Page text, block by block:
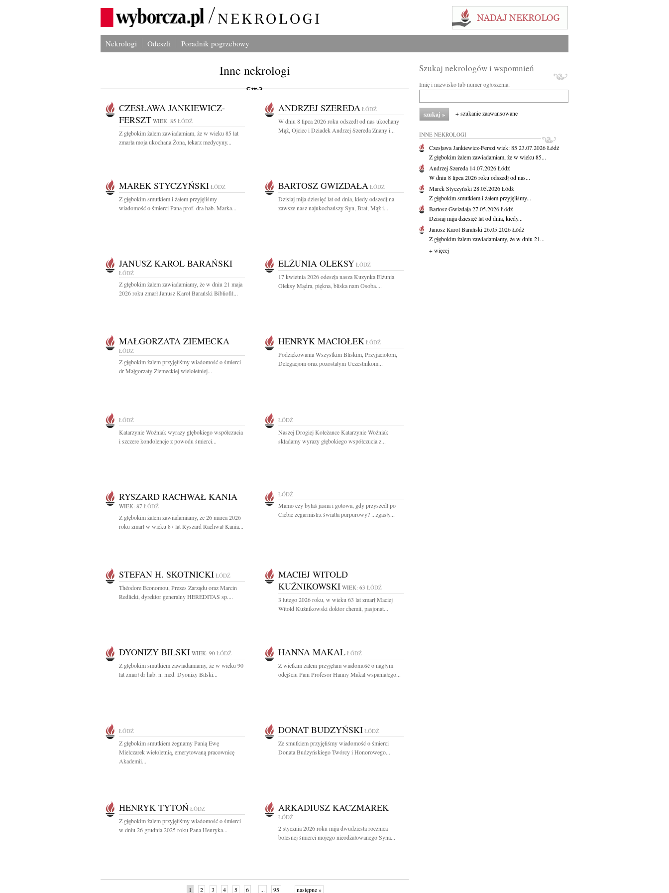
Nekrologi Odeszli Poradnik pogrzebowy
Inne nekrologi
CZESŁAWA JANKIEWICZ-
FERSZT WIEK: 85 ŁÓDŹ
Z głębokim żalem zawiadamiam, że w wieku 85 lat
zmarła moja ukochana Żona, lekarz medycyny...
ANDRZEJ SZEREDA ŁÓDŹ
W dniu 8 lipca 2026 roku odszedł od nas ukochany
Mąż, Ojciec i Dziadek Andrzej Szereda Znany i...
MAREK STYCZYŃSKI ŁÓDŹ
Z głębokim smutkiem i żalem przyjęliśmy
wiadomość o śmierci Pana prof. dra hab. Marka...
BARTOSZ GWIZDAŁA ŁÓDŹ
Dzisiaj mija dziesięć lat od dnia, kiedy odszedł na
zawsze nasz najukochańszy Syn, Brat, Mąż i...
JANUSZ KAROL BARAŃSKI
ŁÓDŹ
Z głębokim żalem zawiadamiamy, że w dniu 21 maja
2026 roku zmarł Janusz Karol Barański Bibliofil...
ELŻUNIA OLEKSY ŁÓDŹ
17 kwietnia 2026 odeszła nasza Kuzynka Elżunia
Oleksy Mądra, piękna, bliska nam Osoba....
MAŁGORZATA ZIEMECKA
ŁÓDŹ
Z głębokim żalem przyjęliśmy wiadomość o śmierci
dr Małgorzaty Ziemeckiej wieloletniej...
HENRYK MACIOŁEK ŁÓDŹ
Podziękowania Wszystkim Bliskim, Przyjaciołom,
Delegacjom oraz pozostałym Uczestnikom...
ŁÓDŹ
Katarzynie Woźniak wyrazy głębokiego współczucia
i szczere kondolencje z powodu śmierci...
ŁÓDŹ
Naszej Drogiej Koleżance Katarzynie Woźniak
składamy wyrazy głębokiego współczucia z...
RYSZARD RACHWAŁ KANIA
WIEK: 87 ŁÓDŹ
Z głębokim żalem zawiadamiamy, że 26 marca 2026
roku zmarł w wieku 87 lat Ryszard Rachwał Kania...
ŁÓDŹ
Mamo czy byłaś jasna i gotowa, gdy przyszedł po
Ciebie zegarmistrz światła purpurowy? ...zgasły...
STEFAN H. SKOTNICKI ŁÓDŹ
Théodore Economou, Prezes Zarządu oraz Marcin
Redlicki, dyrektor generalny HEREDITAS sp....
MACIEJ WITOLD
KUŹNIKOWSKI WIEK: 63 ŁÓDŹ
3 lutego 2026 roku, w wieku 63 lat zmarł Maciej
Witold Kuźnikowski doktor chemii, pasjonat...
DYONIZY BILSKI WIEK: 90 ŁÓDŹ
Z głębokim smutkiem zawiadamiamy, że w wieku 90
lat zmarł dr hab. n. med. Dyonizy Bilski...
HANNA MAKAL ŁÓDŹ
Z wielkim żalem przyjęłam wiadomość o nagłym
odejściu Pani Profesor Hanny Makal wspaniałego...
ŁÓDŹ
Z głębokim smutkiem żegnamy Panią Ewę
Mielczarek wieloletnią, emerytowaną pracownicę
Akademii...
DONAT BUDZYŃSKI ŁÓDŹ
Ze smutkiem przyjęliśmy wiadomość o śmierci
Donata Budzyńskiego Twórcy i Honorowego...
HENRYK TYTOŃ ŁÓDŹ
Z głębokim żalem przyjęliśmy wiadomość o śmierci
w dniu 26 grudnia 2025 roku Pana Henryka...
ARKADIUSZ KACZMAREK
ŁÓDŹ
2 stycznia 2026 roku mija dwudziesta rocznica
bolesnej śmierci mojego nieodżałowanego Syna...
1 2 3 4 5 6 ... 95 następne »
Szukaj nekrologów i wspomnień
Imię i nazwisko lub numer ogłoszenia:
+ szukanie zaawansowane
INNE NEKROLOGI
Czesława Jankiewicz-Fersztwiek: 8523.07.2026Łódź
Z głębokim żalem zawiadamiam, że w wieku 85...
Andrzej Szereda 14.07.2026Łódź
W dniu 8 lipca 2026 roku odszedł od nas...
Marek Styczyński28.05.2026Łódź
Z głębokim smutkiem i żalem przyjęliśmy...
Bartosz Gwizdała27.05.2026Łódź
Dzisiaj mija dziesięć lat od dnia, kiedy...
Janusz Karol Barański26.05.2026Łódź
Z głębokim żalem zawiadamiamy, że w dniu 21...
+ więcej